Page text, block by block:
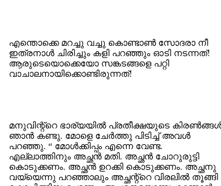
എന്തൊക്കെ മറച്ചു വച്ചു കൊണ്ടാണ്‍ സോദരാ നീ
ഇത്രനാള്‍ ചിരിച്ചും കളി പറഞ്ഞും ഓടി നടന്നത്!
ആരുടെയൊക്കെയോ സങ്കടങ്ങളെ പറ്റി
വാചാലനായിക്കൊണ്ടിരുന്നത്!
മനുവിന്റ്റെ ഭാര്യയില്‍ പ്രതീക്ഷയുടെ
ഞാന്‍ കണ്ടു. മോളെ ചേര്‍ത്തു പിടിച്ച് അവള്‍
പറഞ്ഞു. “ മോള്‍ക്കിപ്പം എന്നെ വേണ്ട.
എല്ലാത്തിനും അച്ഛന്‍ മതി. അച്ഛന്‍ ചോറുരുട്ടി
കൊടുക്കണം. അച്ഛന്‍ ഉറക്കി കൊടുക്കണം. അച്ഛനു
വയ്യെന്നു പറഞ്ഞാലും അച്ഛന്റ്റെ വിരലില്‍ തൂങ്ങി